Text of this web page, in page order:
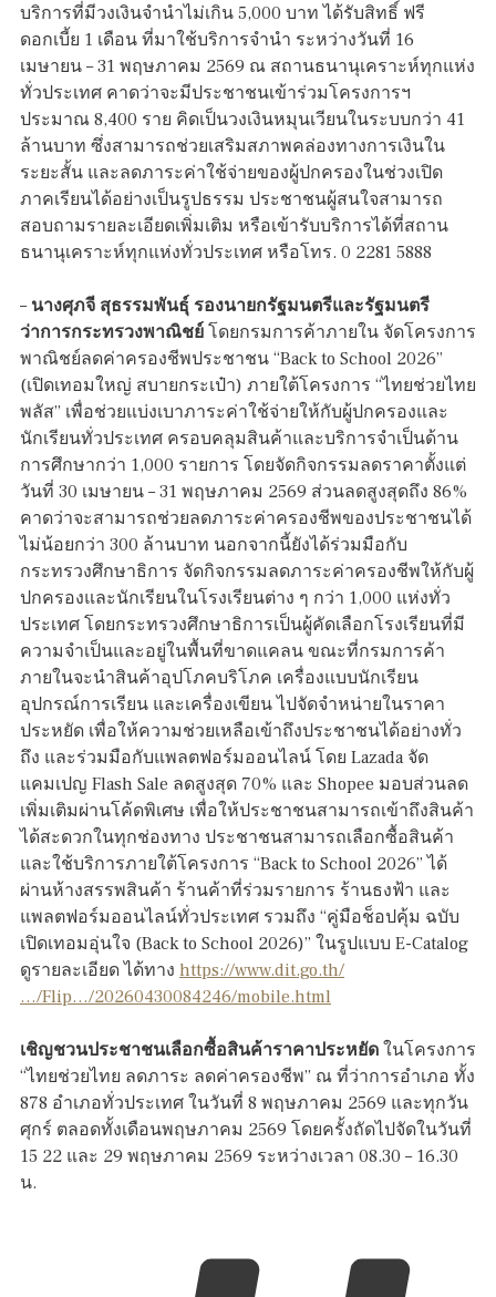
บริการที่มีวงเงินจำนำไม่เกิน 5,000 บาท ได้รับสิทธิ์ ฟรี
ดอกเบี้ย 1 เดือน ที่มาใช้บริการจำนำ ระหว่างวันที่ 16
เมษายน – 31 พฤษภาคม 2569 ณ สถานธนานุเคราะห์ทุกแห่ง
ทั่วประเทศ คาดว่าจะมีประชาชนเข้าร่วมโครงการฯ
ประมาณ 8,400 ราย คิดเป็นวงเงินหมุนเวียนในระบบกว่า 41
ล้านบาท ซึ่งสามารถช่วยเสริมสภาพคล่องทางการเงินใน
ระยะสั้น และลดภาระค่าใช้จ่ายของผู้ปกครองในช่วงเปิด
ภาคเรียนได้อย่างเป็นรูปธรรม ประชาชนผู้สนใจสามารถ
สอบถามรายละเอียดเพิ่มเติม หรือเข้ารับบริการได้ที่สถาน
ธนานุเคราะห์ทุกแห่งทั่วประเทศ หรือโทร. 0 2281 5888
– นางศุภจี สุธรรมพันธุ์ รองนายกรัฐมนตรีและรัฐมนตรี
ว่าการกระทรวงพาณิชย์ โดยกรมการค้าภายใน จัดโครงการ
พาณิชย์ลดค่าครองชีพประชาชน “Back to School 2026”
(เปิดเทอมใหญ่ สบายกระเป๋า) ภายใต้โครงการ “ไทยช่วยไทย
พลัส” เพื่อช่วยแบ่งเบาภาระค่าใช้จ่ายให้กับผู้ปกครองและ
นักเรียนทั่วประเทศ ครอบคลุมสินค้าและบริการจำเป็นด้าน
การศึกษากว่า 1,000 รายการ โดยจัดกิจกรรมลดราคาตั้งแต่
วันที่ 30 เมษายน – 31 พฤษภาคม 2569 ส่วนลดสูงสุดถึง 86%
คาดว่าจะสามารถช่วยลดภาระค่าครองชีพของประชาชนได้
ไม่น้อยกว่า 300 ล้านบาท นอกจากนี้ยังได้ร่วมมือกับ
กระทรวงศึกษาธิการ จัดกิจกรรมลดภาระค่าครองชีพให้กับผู้
ปกครองและนักเรียนในโรงเรียนต่าง ๆ กว่า 1,000 แห่งทั่ว
ประเทศ โดยกระทรวงศึกษาธิการเป็นผู้คัดเลือกโรงเรียนที่มี
ความจำเป็นและอยู่ในพื้นที่ขาดแคลน ขณะที่กรมการค้า
ภายในจะนำสินค้าอุปโภคบริโภค เครื่องแบบนักเรียน
อุปกรณ์การเรียน และเครื่องเขียน ไปจัดจำหน่ายในราคา
ประหยัด เพื่อให้ความช่วยเหลือเข้าถึงประชาชนได้อย่างทั่ว
ถึง และร่วมมือกับแพลตฟอร์มออนไลน์ โดย Lazada จัด
แคมเปญ Flash Sale ลดสูงสุด 70% และ Shopee มอบส่วนลด
เพิ่มเติมผ่านโค้ดพิเศษ เพื่อให้ประชาชนสามารถเข้าถึงสินค้า
ได้สะดวกในทุกช่องทาง ประชาชนสามารถเลือกซื้อสินค้า
และใช้บริการภายใต้โครงการ “Back to School 2026” ได้
ผ่านห้างสรรพสินค้า ร้านค้าที่ร่วมรายการ ร้านธงฟ้า และ
แพลตฟอร์มออนไลน์ทั่วประเทศ รวมถึง “คู่มือช็อปคุ้ม ฉบับ
เปิดเทอมอุ่นใจ (Back to School 2026)” ในรูปแบบ E-Catalog
ดูรายละเอียด ได้ทาง https://www.dit.go.th/
…/Flip…/20260430084246/mobile.html
เชิญชวนประชาชนเลือกซื้อสินค้าราคาประหยัด ในโครงการ
“ไทยช่วยไทย ลดภาระ ลดค่าครองชีพ” ณ ที่ว่าการอำเภอ ทั้ง
878 อำเภอทั่วประเทศ ในวันที่ 8 พฤษภาคม 2569 และทุกวัน
ศุกร์ ตลอดทั้งเดือนพฤษภาคม 2569 โดยครั้งถัดไปจัดในวันที่
15 22 และ 29 พฤษภาคม 2569 ระหว่างเวลา 08.30 – 16.30
น.